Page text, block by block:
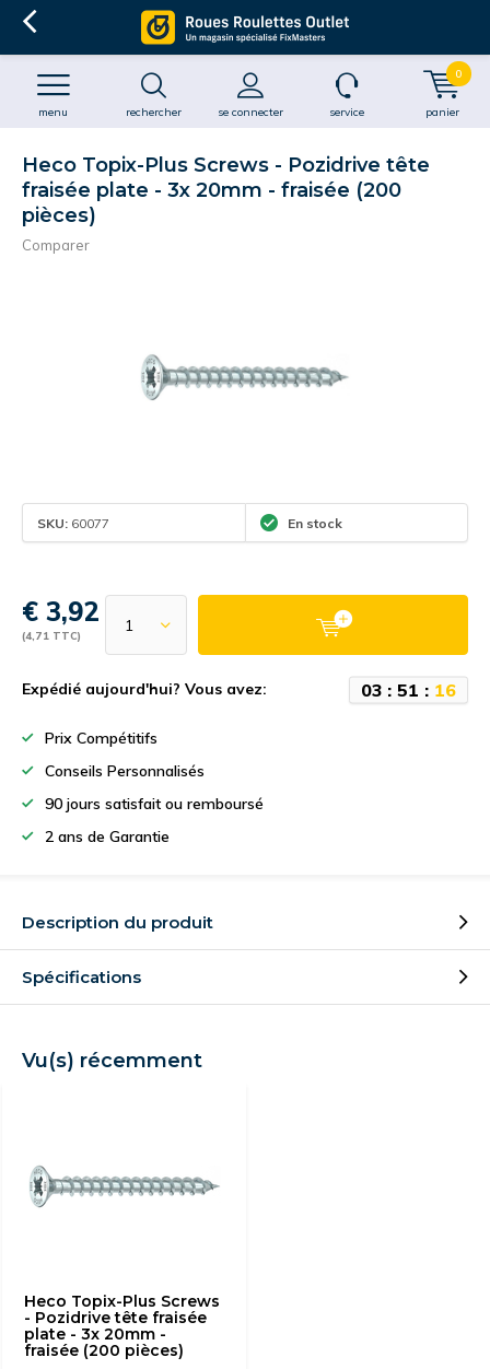
rechercher se connecter
menu service panier
0
Heco Topix-Plus Screws - Pozidrive tête
fraisée plate - 3x 20mm - fraisée (200
pièces)
Comparer
SKU: 60077 En stock
€ 3,92
(4,71 TTC)
Expédié aujourd'hui? Vous avez: 03 : 51 : 16
Prix Compétitifs
Conseils Personnalisés
90 jours satisfait ou remboursé
2 ans de Garantie
Description du produit
Spécifications
Vu(s) récemment
Heco Topix-Plus Screws
- Pozidrive tête fraisée
plate - 3x 20mm -
fraisée (200 pièces)